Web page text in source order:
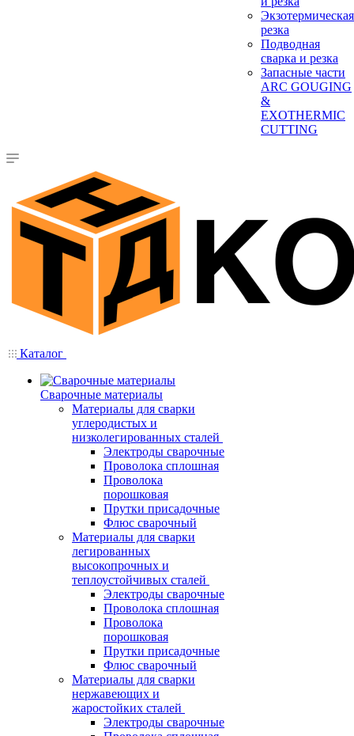
Экзотермическая
резка
Подводная
сварка и резка
Запасные части
ARC GOUGING
&
EXOTHERMIC
CUTTING
Каталог
Сварочные материалы
Материалы для сварки
углеродистых и
низколегированных сталей
Электроды сварочные
Проволока сплошная
Проволока
порошковая
Прутки присадочные
Флюс сварочный
Материалы для сварки
легированных
высокопрочных и
теплоустойчивых сталей
Электроды сварочные
Проволока сплошная
Проволока
порошковая
Прутки присадочные
Флюс сварочный
Материалы для сварки
нержавеющих и
жаростойких сталей
Электроды сварочные